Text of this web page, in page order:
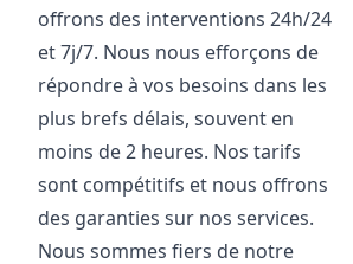
offrons des interventions 24h/24
et 7j/7. Nous nous efforçons de
répondre à vos besoins dans les
plus brefs délais, souvent en
moins de 2 heures. Nos tarifs
sont compétitifs et nous offrons
des garanties sur nos services.
Nous sommes fiers de notre